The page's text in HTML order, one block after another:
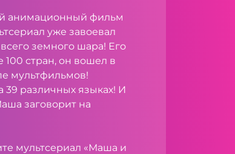
анимационный фильм
уже завоевал
земного шара! Его
100 стран, он вошел в
мультфильмов!
различных языках! И
заговорит на
мультсериал «Маша и